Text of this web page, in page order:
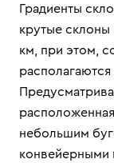
Градиенты
крутые
км, при этом,
располагаются
небольшим
конвейерными